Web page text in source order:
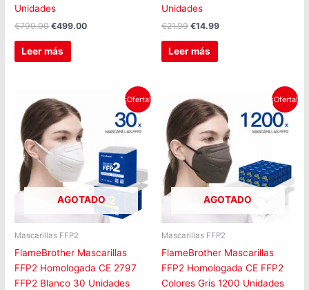
Unidades
€799.00 €499.00
Leer más
Unidades
€21.99 €14.99
Leer más
¡Oferta!
AGOTADO
Mascarillas FFP2
FlameBrother Mascarillas
FFP2 Homologada CE 2797
FFP2 Blanco 30 Unidades
precio
original
era:
€21.99.
precio
actual
es:
€14.99.
¡Oferta!
AGOTADO
Mascarillas FFP2
FlameBrother Mascarillas
FFP2 Homologada CE FFP2
Colores Gris 1200 Unidades
precio
original
era:
€799.00.
actual
es: